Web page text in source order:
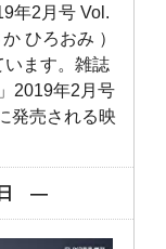
年2月号 Vol.
ひろおみ ）
います。雑誌
2019年2月号
発売される映
日 ―